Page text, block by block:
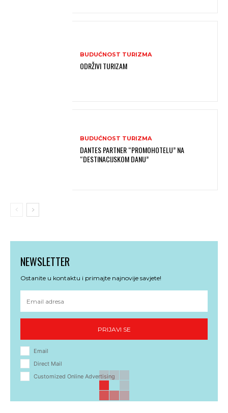
BUDUĆNOST TURIZMA
ODRŽIVI TURIZAM
BUDUĆNOST TURIZMA
DANTES PARTNER “PROMOHOTELU” NA
“DESTINACIJSKOM DANU”
NEWSLETTER
Ostanite u kontaktu i primajte najnovije savjete!
PRIJAVI SE
Email
Direct Mail
Customized Online Advertising